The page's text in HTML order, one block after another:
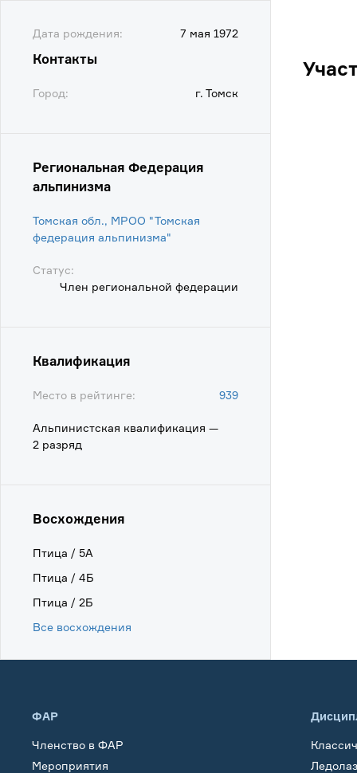
Дата рождения: 7 мая 1972
Контакты
Город: г. Томск
Региональная Федерация
альпинизма
Томская обл., МРОО "Томская
федерация альпинизма"
Статус:
Член региональной федерации
Квалификация
Место в рейтинге: 939
Альпинистская квалификация —
2 разряд
Восхождения
Птица / 5А
Птица / 4Б
Птица / 2Б
Все восхождения
ФАР
Членство в ФАР
Мероприятия